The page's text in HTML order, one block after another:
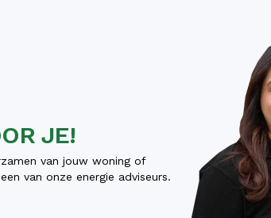
JE!
van jouw woning of
van onze energie adviseurs.